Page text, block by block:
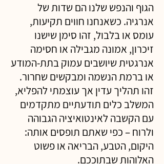
הגוף והנפש שלנו הם שדות של
אנרגיה. כשאנחנו חווים תקיעות,
עומס או בלבול, זהו סימן שישנו
זיכרון, אמונה מגבילה או חסימה
אנרגטית שיושבים עמוק בתת-המודע
או ברמת הנשמה ומבקשים שחרור.
זהו תהליך עדין אך עוצמתי להפליא,
המשלב כלים תודעתיים מתקדמים
עם הקשבה לאינטואיציה הגבוהה
ולרוח – כפי שאתם תופסים אותה:
היקום, הטבע, הבריאה או פשוט
האלוהות שבתוככם.